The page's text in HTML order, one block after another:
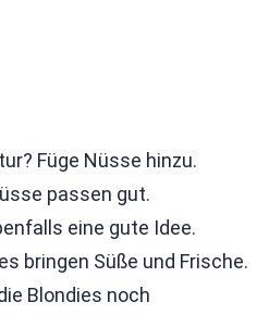
Füge Nüsse hinzu.
passen gut.
eine gute Idee.
bringen Süße und Frische.
Blondies noch